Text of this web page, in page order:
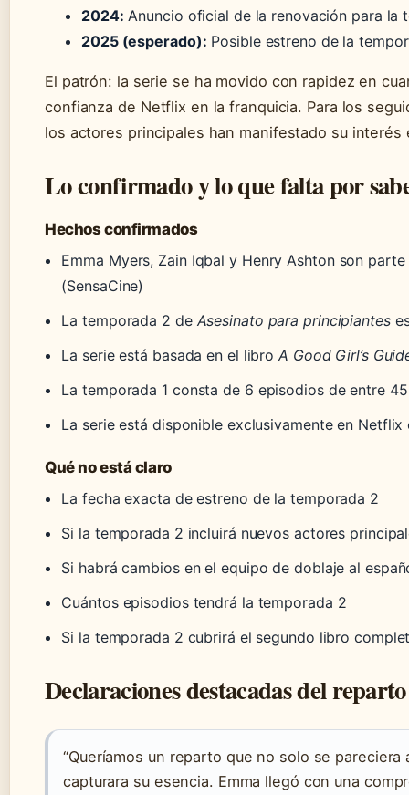
2024: Anuncio oficial de la renovación para la
2025 (esperado): Posible estreno de la
El patrón: la serie se ha movido con rapidez en
confianza de Netflix en la franquicia. Para los
los actores principales han manifestado su
Lo confirmado y lo que falta por
Hechos confirmados
Emma Myers, Zain Iqbal y Henry Ashton son
(SensaCine)
La temporada 2 de Asesinato para principiantes
La serie está basada en el libroA Good Girl’s
La temporada 1 consta de 6 episodios de entre
La serie está disponible exclusivamente en
Qué no está claro
La fecha exacta de estreno de la temporada 2
Si la temporada 2 incluirá nuevos actores
Si habrá cambios en el equipo de doblaje al
Cuántos episodios tendrá la temporada 2
Si la temporada 2 cubrirá el segundo libro
Declaraciones destacadas del
“Queríamos un reparto que no solo se
capturara su esencia. Emma llegó con una